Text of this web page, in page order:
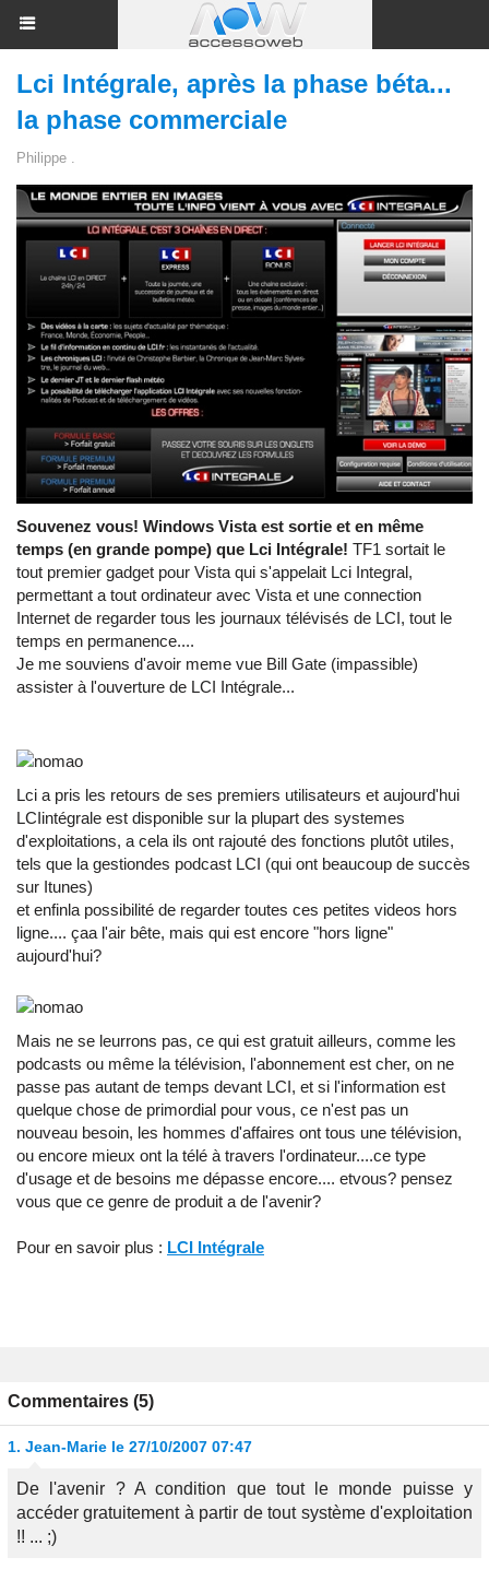
Lci Intégrale, après la phase béta...
la phase commerciale
Philippe .
Souvenez vous! Windows Vista est sortie et en même
temps (en grande pompe) que Lci Intégrale! TF1 sortait le
tout premier gadget pour Vista qui s'appelait Lci Integral,
permettant a tout ordinateur avec Vista et une connection
Internet de regarder tous les journaux télévisés de LCI, tout le
temps en permanence....
Je me souviens d'avoir meme vue Bill Gate (impassible)
assister à l'ouverture de LCI Intégrale...
Lci a pris les retours de ses premiers utilisateurs et aujourd'hui
LCIintégrale est disponible sur la plupart des systemes
d'exploitations, a cela ils ont rajouté des fonctions plutôt utiles,
tels que la gestiondes podcast LCI (qui ont beaucoup de succès
sur Itunes)
et enfinla possibilité de regarder toutes ces petites videos hors
ligne.... çaa l'air bête, mais qui est encore "hors ligne"
aujourd'hui?
Mais ne se leurrons pas, ce qui est gratuit ailleurs, comme les
podcasts ou même la télévision, l'abonnement est cher, on ne
passe pas autant de temps devant LCI, et si l'information est
quelque chose de primordial pour vous, ce n'est pas un
nouveau besoin, les hommes d'affaires ont tous une télévision,
ou encore mieux ont la télé à travers l'ordinateur....ce type
d'usage et de besoins me dépasse encore.... etvous? pensez
vous que ce genre de produit a de l'avenir?
Pour en savoir plus : LCI Intégrale
Commentaires (5)
1. Jean-Marie le 27/10/2007 07:47
De l'avenir ? A condition que tout le monde puisse y
accéder gratuitement à partir de tout système d'exploitation
!! ... ;)